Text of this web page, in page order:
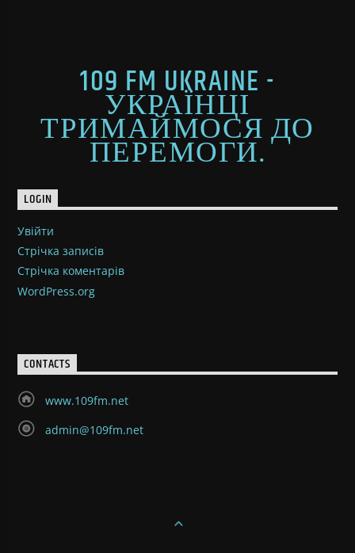
109 FM UKRAINE -
УКРАЇНЦІ
ТРИМАЙМОСЯ ДО
ПЕРЕМОГИ.
LOGIN
Увійти
Стрічка записів
Стрічка коментарів
WordPress.org
CONTACTS
www.109fm.net
admin@109fm.net